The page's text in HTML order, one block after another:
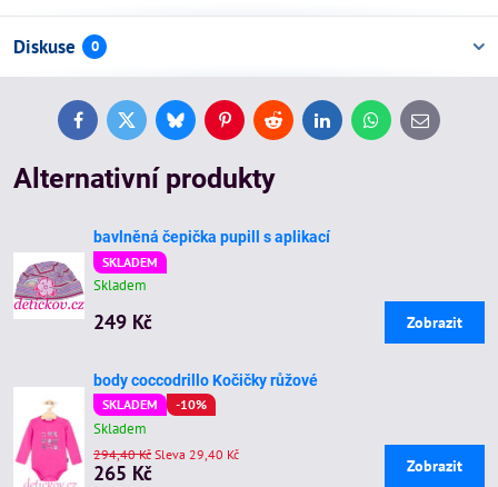
Diskuse 0
FacebookTwitterBlueskyPinterestReddit LinkedInWhatsApp
E-
mail
Alternativní produkty
bavlněná čepička pupill s aplikací
SKLADEM
Skladem
249 Kč Zobrazit
body coccodrillo Kočičky růžové
SKLADEM -10%
Skladem
265 Kč
294,40 Kč Sleva 29,40 Kč
Zobrazit